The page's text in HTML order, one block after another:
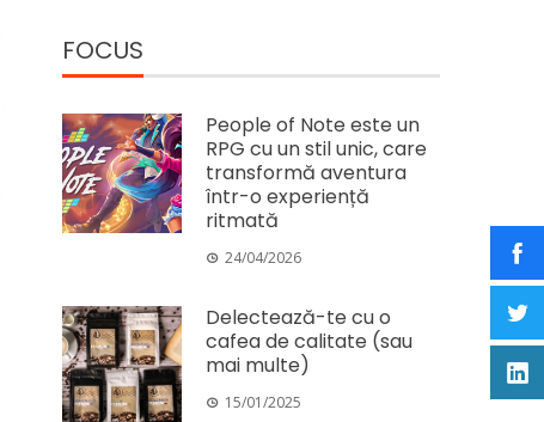
FOCUS
People of Note este un
RPG cu un stil unic, care
transformă aventura
într-o experiență
ritmată
24/04/2026
Delectează-te cu o
cafea de calitate (sau
mai multe)
15/01/2025